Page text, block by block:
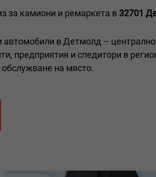
за камиони и ремаркета в 32701
в Детмолд –
предприятия и спедитори в
на място.